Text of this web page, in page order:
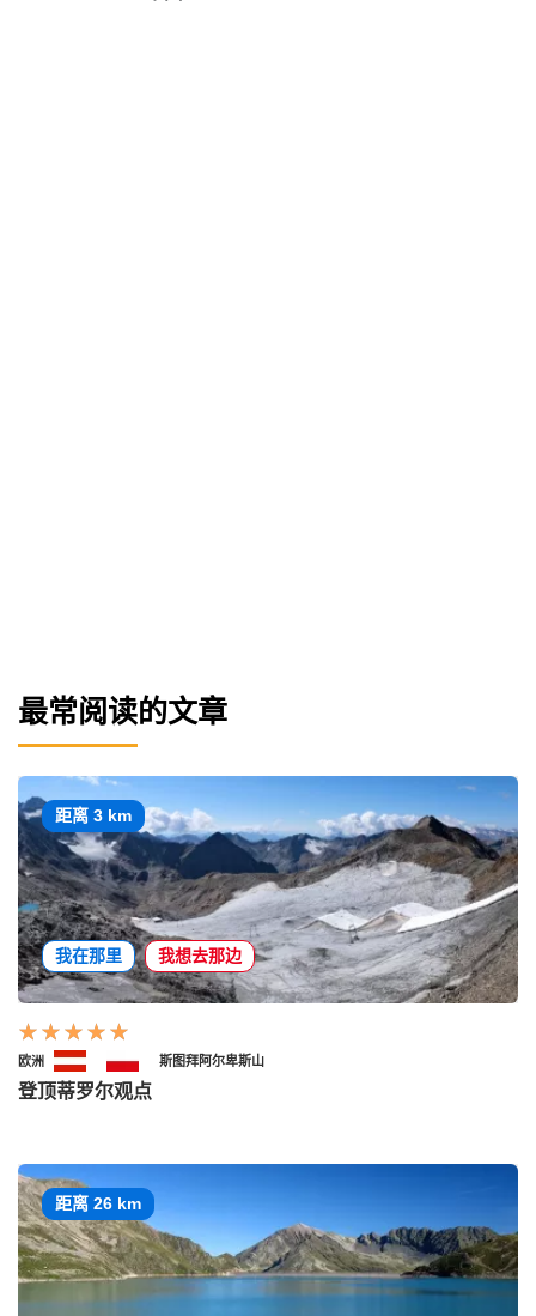
最常阅读的文章
距离 3 km
我在那里 我想去那边
欧洲 斯图拜阿尔卑斯山
登顶蒂罗尔观点
距离 26 km